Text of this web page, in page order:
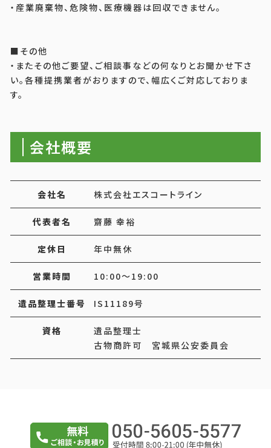
・産業廃棄物、危険物、医療機器は回収できません。
■その他
・またその他ご要望、ご相談事などの何なりとお聞かせ下さ
い。各種提携業者がおりますので、幅広くご対応しておりま
す。
会社概要
会社名 株式会社エスコートライン
代表者名 齋藤 幸裕
定休日 年中無休
営業時間 10:00～19:00
遺品整理士番号 IS11189号
資格
遺品整理士
古物商許可 宮城県公安委員会